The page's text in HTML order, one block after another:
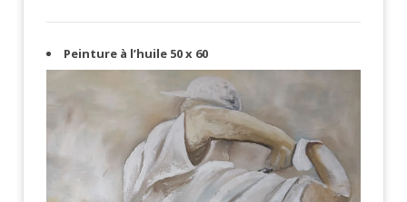
Peinture à l’huile 50 x 60